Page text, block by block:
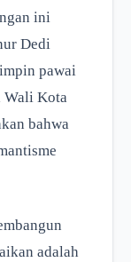
ini
Dedi
pawai
Wali Kota
bahwa
adalah